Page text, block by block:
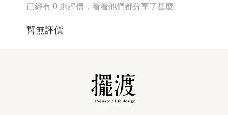
已經有 0 則評價，看看他們都分享了甚麼
暫無評價